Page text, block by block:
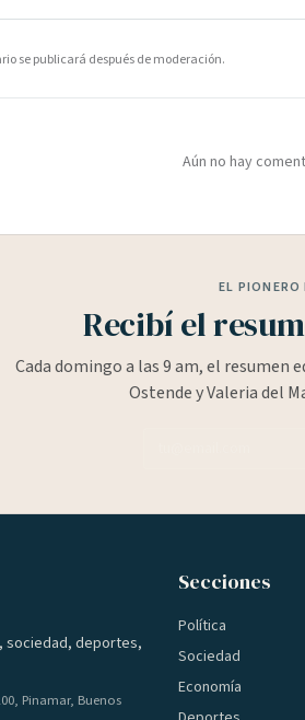
se publicará después de moderación.
Aún no hay
EL PIONERO
Recibí el
Cada domingo a las 9 am, el resumen
Ostende y Valeria del
sociedad, deportes,
Pinamar, Buenos
Secciones
Política
Sociedad
Economía